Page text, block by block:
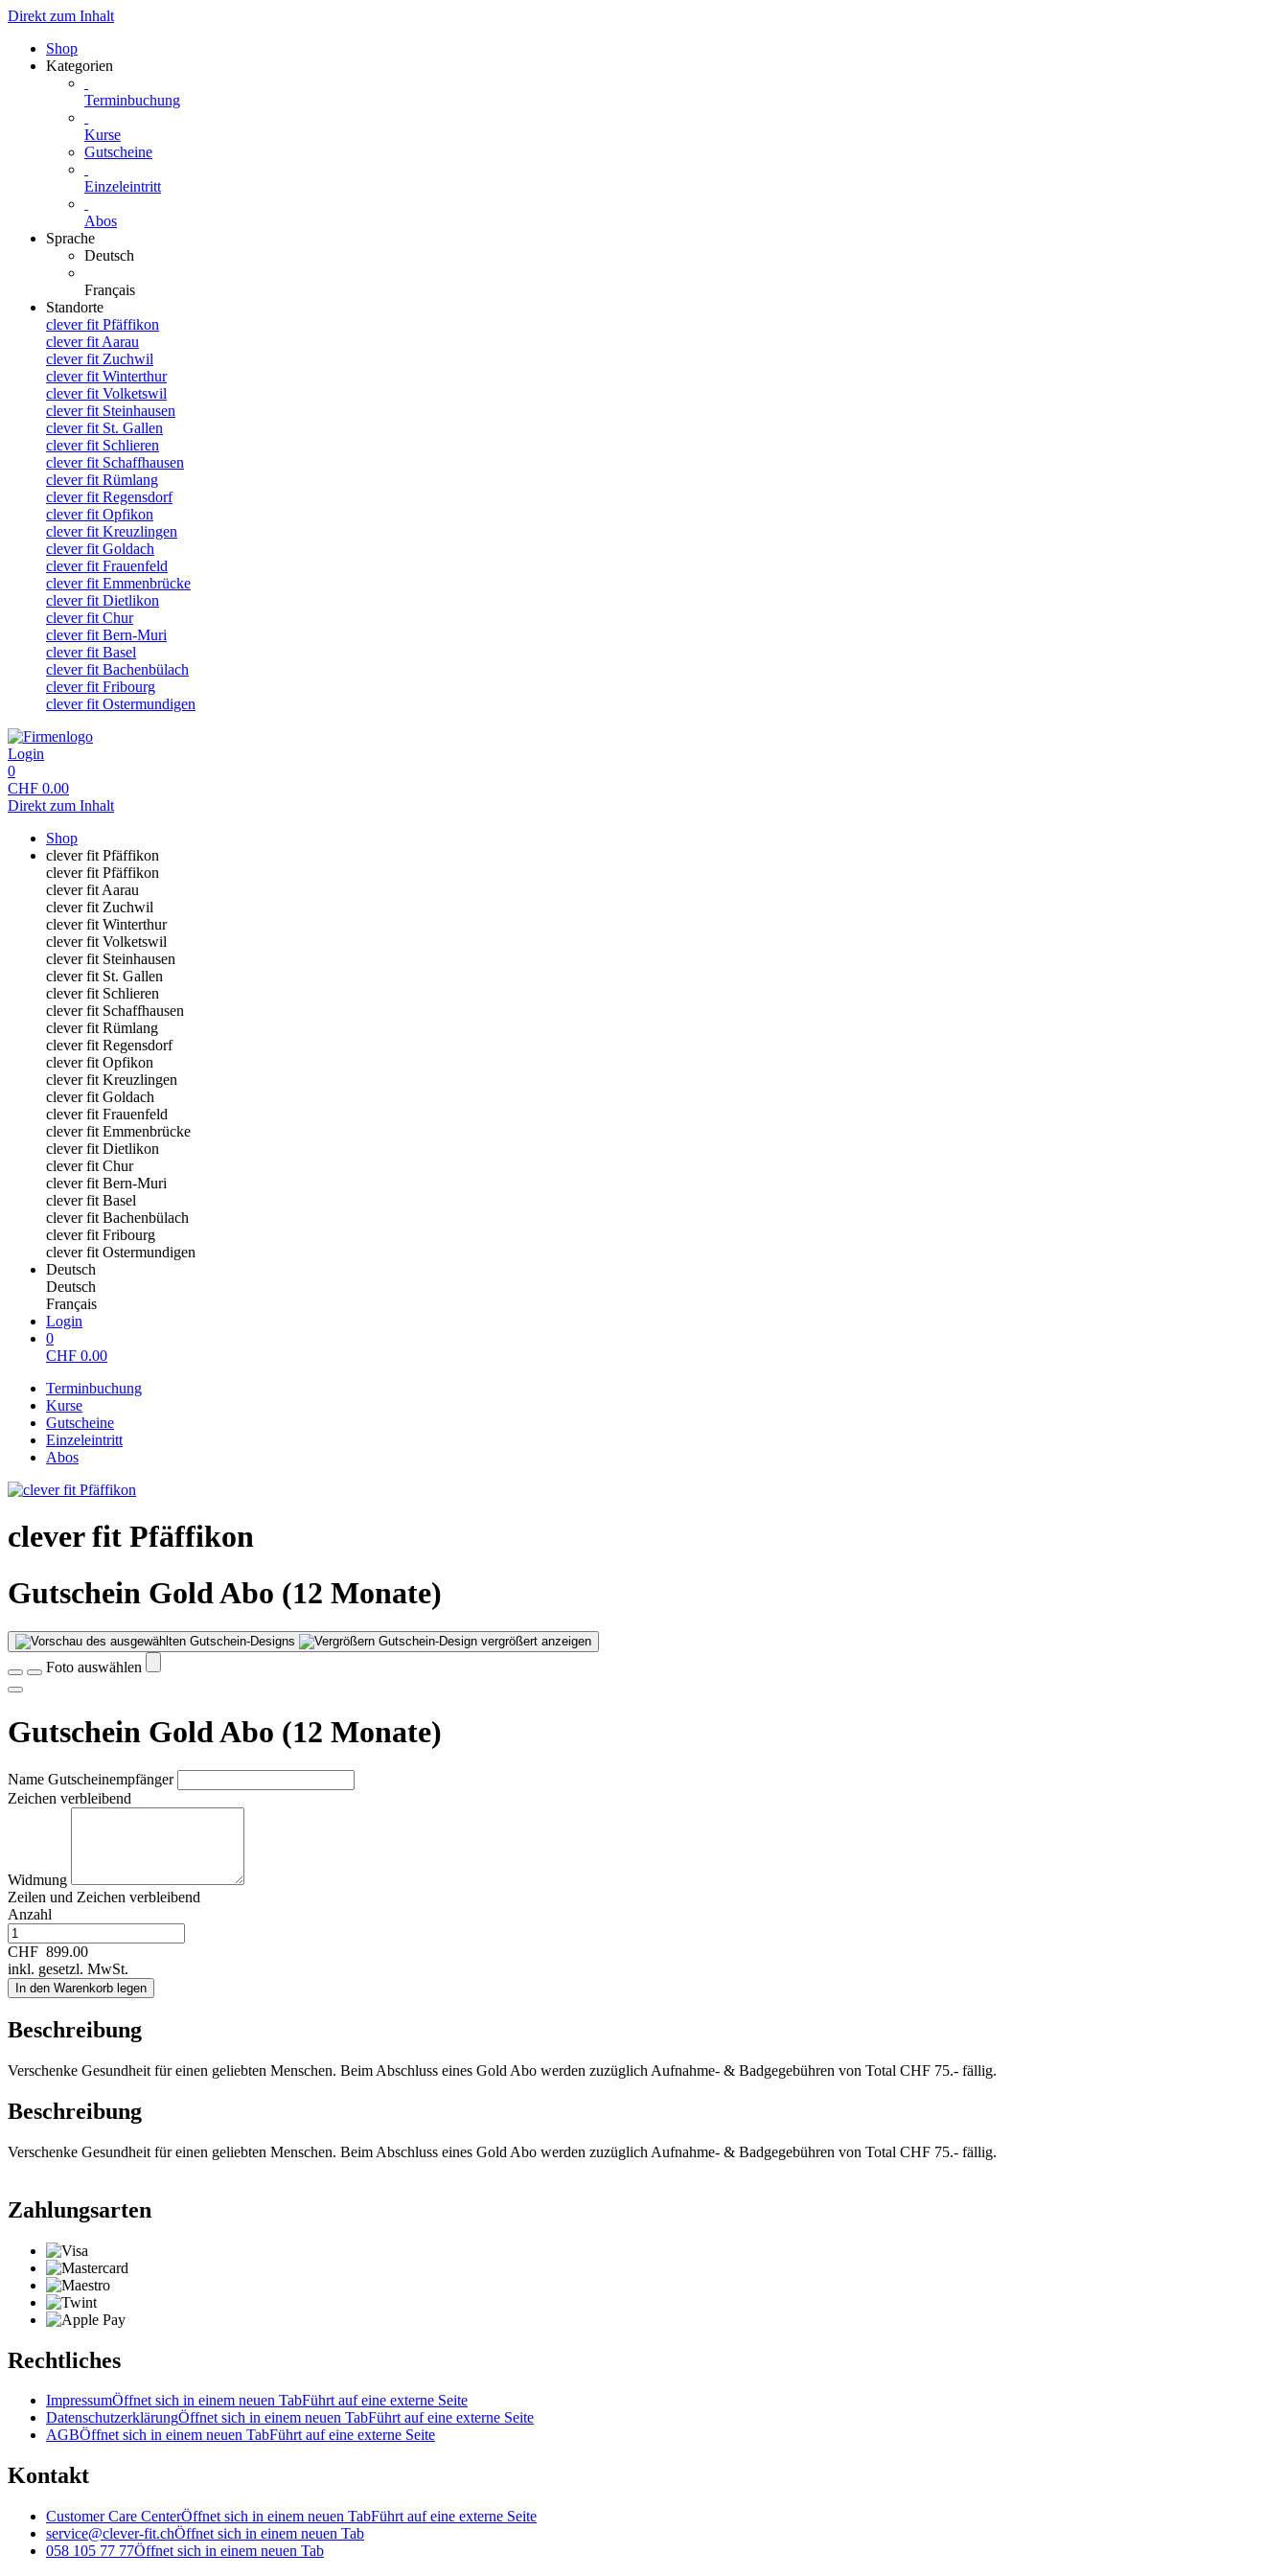
Direkt zum Inhalt
Shop
Kategorien
Terminbuchung
Kurse
Gutscheine
Einzeleintritt
Abos
Sprache
Deutsch
Français
Standorte
clever fit Pfäffikon
clever fit Aarau
clever fit Zuchwil
clever fit Winterthur
clever fit Volketswil
clever fit Steinhausen
clever fit St. Gallen
clever fit Schlieren
clever fit Schaffhausen
clever fit Rümlang
clever fit Regensdorf
clever fit Opfikon
clever fit Kreuzlingen
clever fit Goldach
clever fit Frauenfeld
clever fit Emmenbrücke
clever fit Dietlikon
clever fit Chur
clever fit Bern-Muri
clever fit Basel
clever fit Bachenbülach
clever fit Fribourg
clever fit Ostermundigen
Login
0
CHF 0.00
Direkt zum Inhalt
Shop
clever fit Pfäffikon
clever fit Pfäffikon
clever fit Aarau
clever fit Zuchwil
clever fit Winterthur
clever fit Volketswil
clever fit Steinhausen
clever fit St. Gallen
clever fit Schlieren
clever fit Schaffhausen
clever fit Rümlang
clever fit Regensdorf
clever fit Opfikon
clever fit Kreuzlingen
clever fit Goldach
clever fit Frauenfeld
clever fit Emmenbrücke
clever fit Dietlikon
clever fit Chur
clever fit Bern-Muri
clever fit Basel
clever fit Bachenbülach
clever fit Fribourg
clever fit Ostermundigen
Deutsch
Deutsch
Français
Login
0
CHF 0.00
Terminbuchung
Kurse
Gutscheine
Einzeleintritt
Abos
clever fit Pfäffikon
Gutschein Gold Abo (12 Monate)
Gutschein-Design vergrößert anzeigen
Foto auswählen
Gutschein Gold Abo (12 Monate)
Name Gutscheinempfänger
Zeichen verbleibend
Widmung
Zeilen und Zeichen verbleibend
Anzahl
CHF 899.00
inkl. gesetzl. MwSt.
In den Warenkorb legen
Beschreibung
Verschenke Gesundheit für einen geliebten Menschen. Beim Abschluss eines Gold Abo werden zuzüglich Aufnahme- & Badgegebühren von Total CHF 75.- fällig.
Beschreibung
Verschenke Gesundheit für einen geliebten Menschen. Beim Abschluss eines Gold Abo werden zuzüglich Aufnahme- & Badgegebühren von Total CHF 75.- fällig.
Zahlungsarten
Rechtliches
ImpressumÖffnet sich in einem neuen TabFührt auf eine externe Seite
DatenschutzerklärungÖffnet sich in einem neuen TabFührt auf eine externe Seite
AGBÖffnet sich in einem neuen TabFührt auf eine externe Seite
Kontakt
Customer Care CenterÖffnet sich in einem neuen TabFührt auf eine externe Seite
service@clever-fit.chÖffnet sich in einem neuen Tab
058 105 77 77Öffnet sich in einem neuen Tab